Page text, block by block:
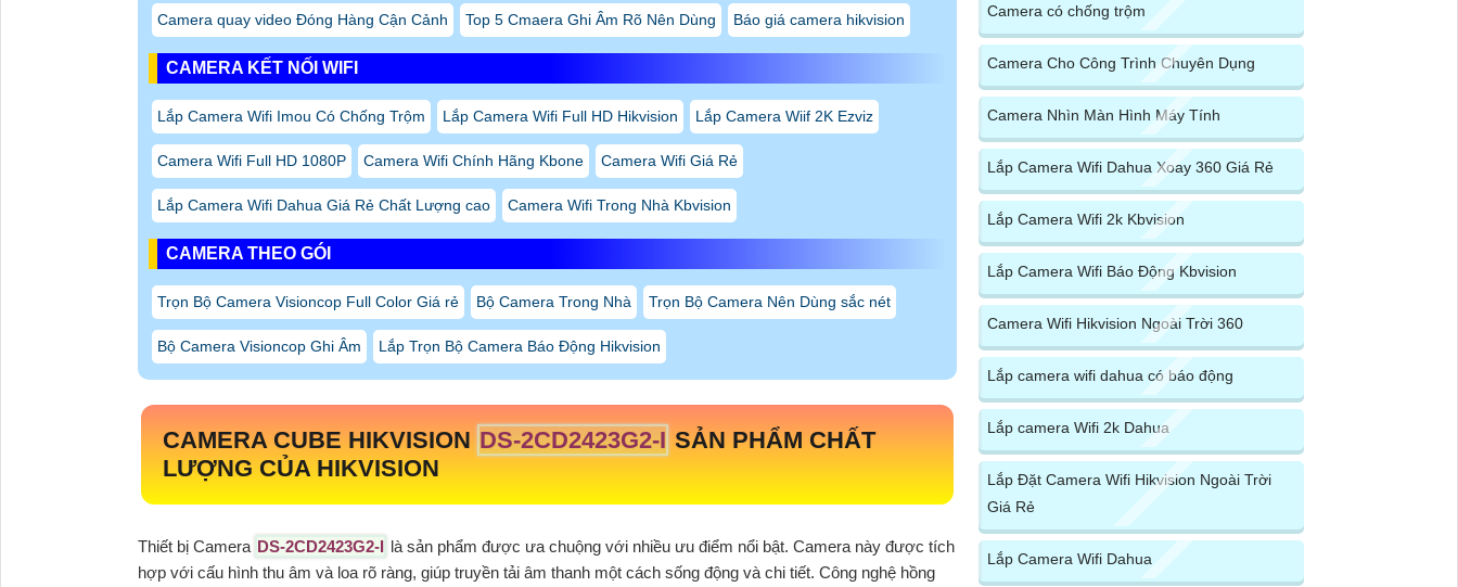
Camera quay video Đóng Hàng Cận Cảnh Top 5 Cmaera Ghi Âm Rõ Nên Dùng Báo giá camera hikvision
CAMERA KẾT NỐI WIFI
Lắp Camera Wifi Imou Có Chống Trộm Lắp Camera Wifi Full HD Hikvision Lắp Camera Wiif 2K Ezviz
Camera Wifi Full HD 1080P Camera Wifi Chính Hãng Kbone Camera Wifi Giá Rẻ
Lắp Camera Wifi Dahua Giá Rẻ Chất Lượng cao Camera Wifi Trong Nhà Kbvision
CAMERA THEO GÓI
Trọn Bộ Camera Visioncop Full Color Giá rẻ Bộ Camera Trong Nhà Trọn Bộ Camera Nên Dùng sắc nét
Bộ Camera Visioncop Ghi Âm Lắp Trọn Bộ Camera Báo Động Hikvision
CAMERA CUBE HIKVISION DS-2CD2423G2-I SẢN PHẨM CHẤT
LƯỢNG CỦA HIKVISION
Thiết bị Camera DS-2CD2423G2-I là sản phẩm được ưa chuộng với nhiều ưu điểm nổi bật. Camera này được tích
hợp với cấu hình thu âm và loa rõ ràng, giúp truyền tải âm thanh một cách sống động và chi tiết. Công nghệ hồng
Camera có chống trộm
Camera Cho Công Trình Chuyên Dụng
Camera Nhìn Màn Hình Máy Tính
Lắp Camera Wifi Dahua Xoay 360 Giá Rẻ
Lắp Camera Wifi 2k Kbvision
Lắp Camera Wifi Báo Động Kbvision
Camera Wifi Hikvision Ngoài Trời 360
Lắp camera wifi dahua có báo động
Lắp camera Wifi 2k Dahua
Lắp Đặt Camera Wifi Hikvision Ngoài Trời
Giá Rẻ
Lắp Camera Wifi Dahua